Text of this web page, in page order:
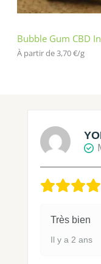
Bubble Gum CBD
À partir de 3,70€/g
Très bien
Il y a 2 ans